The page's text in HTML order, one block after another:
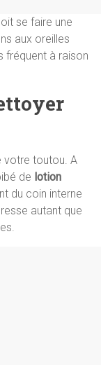
se faire une
aux oreilles
fréquent à raison
votre toutou. A
de lotion
du coin interne
autant que